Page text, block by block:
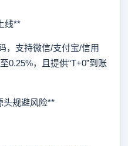
线**
支持微信/支付宝/信用
0.25%，且提供“T+0”到账
规避风险**